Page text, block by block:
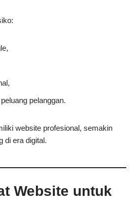
pelanggan.
website profesional, semakin
di era digital.
Website untuk